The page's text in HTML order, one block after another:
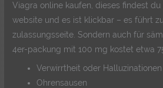
Viagra online kaufen, dieses findest
website und es ist klickbar – es führt
zulassungsseite. Sondern auch für
4er-packung mit 100 mg kostet etwa
Verwirrtheit oder Halluzinationen
Ohrensausen